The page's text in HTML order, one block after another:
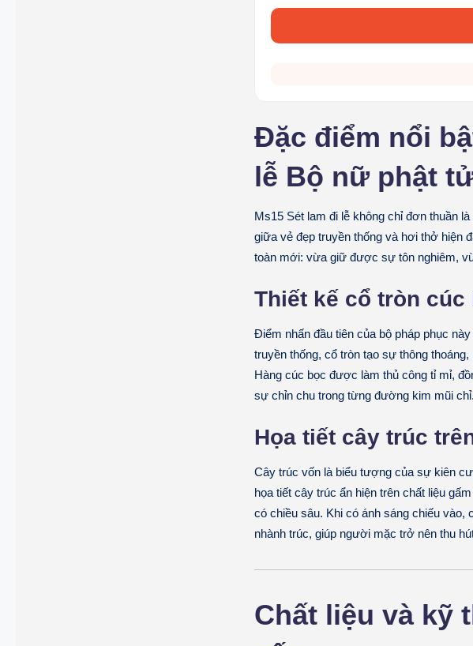
Đặc điểm nổi
lễ Bộ nữ phật
Ms15 Sét lam đi lễ không chỉ đơn thuần
giữa vẻ đẹp truyền thống và hơi thở hiện
toàn mới: vừa giữ được sự tôn nghiêm,
Thiết kế cổ tròn cúc
Điểm nhấn đầu tiên của bộ pháp phục
truyền thống, cổ tròn tạo sự thông
Hàng cúc bọc được làm thủ công tỉ mỉ,
sự chỉn chu trong từng đường kim mũi chỉ.
Họa tiết cây trúc
Cây trúc vốn là biểu tượng của sự kiên
họa tiết cây trúc ẩn hiện trên chất liệu
có chiều sâu. Khi có ánh sáng chiếu
nhành trúc, giúp người mặc trở nên thu
Chất liệu và kỹ